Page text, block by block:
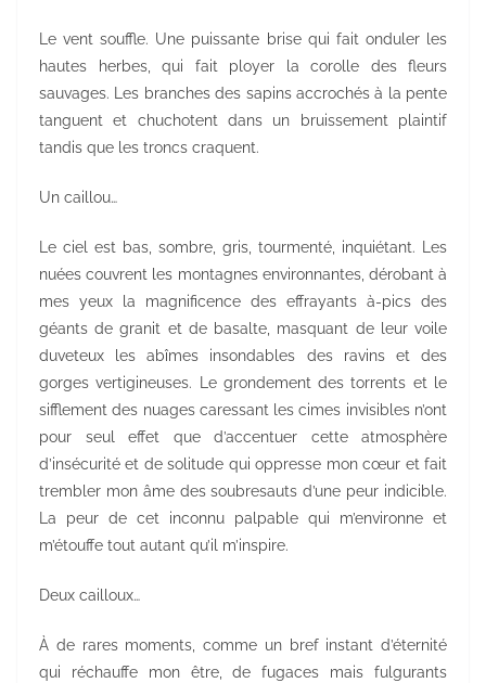
Le vent souffle. Une puissante brise qui fait onduler les
hautes herbes, qui fait ployer la corolle des fleurs
sauvages. Les branches des sapins accrochés à la pente
tanguent et chuchotent dans un bruissement plaintif
tandis que les troncs craquent.
Un caillou…
Le ciel est bas, sombre, gris, tourmenté, inquiétant. Les
nuées couvrent les montagnes environnantes, dérobant à
mes yeux la magnificence des effrayants à-pics des
géants de granit et de basalte, masquant de leur voile
duveteux les abîmes insondables des ravins et des
gorges vertigineuses. Le grondement des torrents et le
sifflement des nuages caressant les cimes invisibles n’ont
pour seul effet que d’accentuer cette atmosphère
d’insécurité et de solitude qui oppresse mon cœur et fait
trembler mon âme des soubresauts d’une peur indicible.
La peur de cet inconnu palpable qui m’environne et
m’étouffe tout autant qu’il m’inspire.
Deux cailloux…
À de rares moments, comme un bref instant d’éternité
qui réchauffe mon être, de fugaces mais fulgurants